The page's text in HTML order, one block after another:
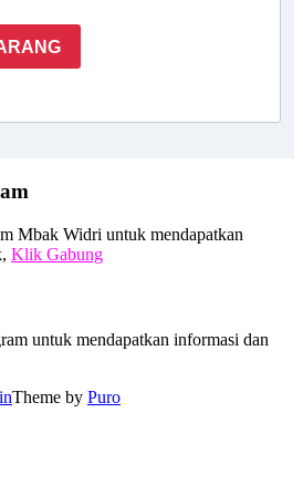
Mbak Widri untuk mendapatkan
Klik Gabung
untuk mendapatkan informasi dan
Theme by Puro